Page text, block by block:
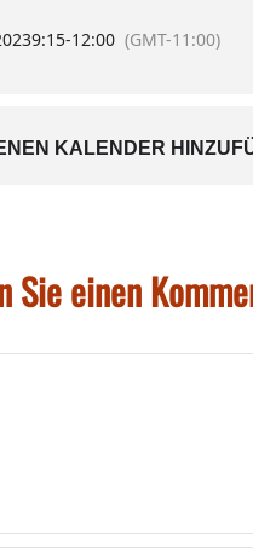
beim Ausfüllen von
9:15-12:00 (GMT-11:00)
KALENDER
Sie einen